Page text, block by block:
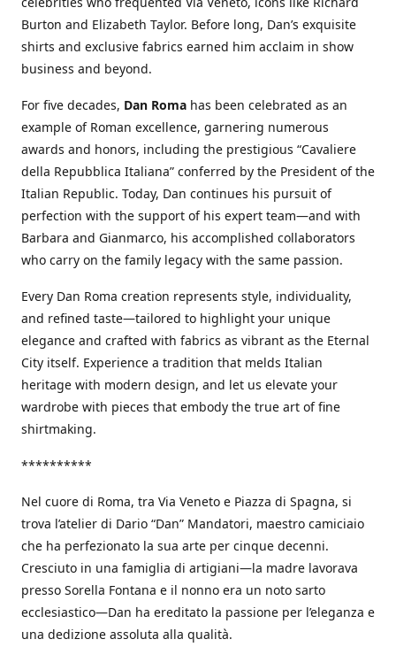
Burton and Elizabeth Taylor. Before long, Dan’s exquisite
shirts and exclusive fabrics earned him acclaim in show
business and beyond.
For five decades, Dan Roma has been celebrated as an
example of Roman excellence, garnering numerous
awards and honors, including the prestigious “Cavaliere
della Repubblica Italiana” conferred by the President of the
Italian Republic. Today, Dan continues his pursuit of
perfection with the support of his expert team—and with
Barbara and Gianmarco, his accomplished collaborators
who carry on the family legacy with the same passion.
Every Dan Roma creation represents style, individuality,
and refined taste—tailored to highlight your unique
elegance and crafted with fabrics as vibrant as the Eternal
City itself. Experience a tradition that melds Italian
heritage with modern design, and let us elevate your
wardrobe with pieces that embody the true art of fine
shirtmaking.
**********
Nel cuore di Roma, tra Via Veneto e Piazza di Spagna, si
trova l’atelier di Dario “Dan” Mandatori, maestro camiciaio
che ha perfezionato la sua arte per cinque decenni.
Cresciuto in una famiglia di artigiani—la madre lavorava
presso Sorella Fontana e il nonno era un noto sarto
ecclesiastico—Dan ha ereditato la passione per l’eleganza e
una dedizione assoluta alla qualità.